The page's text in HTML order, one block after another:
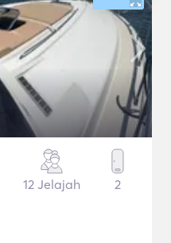
12 Jelajah 2